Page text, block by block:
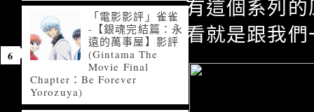
有這個系列
看就是跟我
「電影影評」雀雀
-【銀魂完結篇：永
遠的萬事屋】影評
(Gintama The
Movie Final
Chapter：Be Forever
Yorozuya)